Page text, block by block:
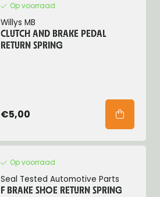
Op voorraad
Willys MB
CLUTCH AND BRAKE PEDAL
RETURN SPRING
€5,00
Op voorraad
Seal Tested Automotive Parts
F BRAKE SHOE RETURN SPRING